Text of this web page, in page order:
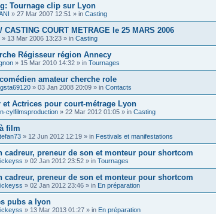
Tournage clip sur Lyon
» 27 Mar 2007 12:51 » in Casting
CASTING COURT METRAGE le 25 MARS 2006
» 13 Mar 2006 13:23 » in Casting
Régisseur région Annecy
» 15 Mar 2010 14:32 » in Tournages
amateur cherche role
» 03 Jan 2008 20:09 » in Contacts
et Actrices pour court-métrage Lyon
cylfilmsproduction » 22 Mar 2012 01:05 » in Casting
film
» 12 Jun 2012 12:19 » in Festivals et manifestations
cadreur, preneur de son et monteur pour shortcom
» 02 Jan 2012 23:52 » in Tournages
cadreur, preneur de son et monteur pour shortcom
» 02 Jan 2012 23:46 » in En préparation
pubs a lyon
» 13 Mar 2013 01:27 » in En préparation